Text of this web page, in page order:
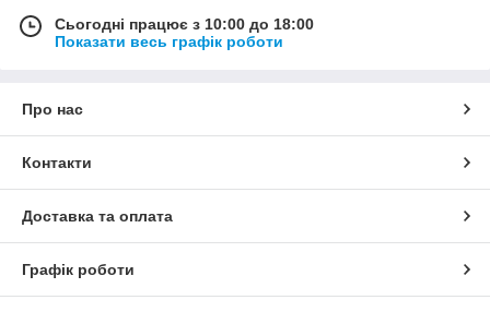
Сьогодні працює з 10:00 до 18:00
Показати весь графік роботи
Про нас
Контакти
Доставка та оплата
Графік роботи